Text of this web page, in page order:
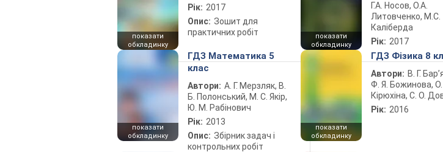
показати
обкладинку
Рік: 2017
Опис: Зошит для
практичних робіт
показати
обкладинку
Г.А. Носов, О.А.
Литовченко, М.С.
Каліберда
Рік: 2017
показати
обкладинку
ГДЗ Математика 5
клас
Автори: А. Г. Мерзляк, В.
Б. Полонський, М. С. Якір,
Ю. М. Рабінович
Рік: 2013
Опис: Збірник задач і
контрольних робіт
показати
обкладинку
ГДЗ Фізика 8
Автори: В. Г.
Ф. Я. Божинова, О.
Кірюхіна, С. О.
Рік: 2016